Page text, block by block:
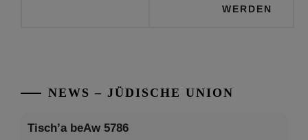
WERDEN
NEWS – JÜDISCHE UNION
Tisch’a beAw 5786